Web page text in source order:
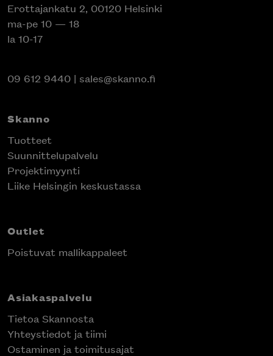
Erottajankatu 2, 00120 Helsinki
ma-pe 10 — 18
la 10-17
09 612 9440 | sales@skanno.fi
Skanno
Tuotteet
Suunnittelupalvelu
Projektimyynti
Liike Helsingin keskustassa
Outlet
Poistuvat mallikappaleet
Asiakaspalvelu
Tietoa Skannosta
Yhteystiedot ja tiimi
Ostaminen ja toimitusajat